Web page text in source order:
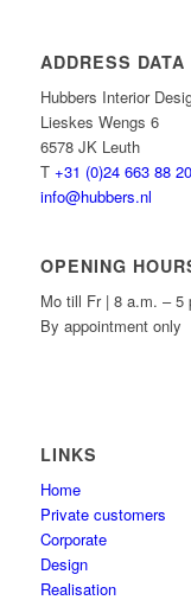
ADDRESS DATA
Hubbers Interior
Lieskes Wengs 6
6578 JK Leuth
T +31 (0)24 663 88 20
info@hubbers.nl
OPENING
Mo till Fr | 8 a.m. – 5
By appointment only
LINKS
Home
Private customers
Corporate
Design
Realisation